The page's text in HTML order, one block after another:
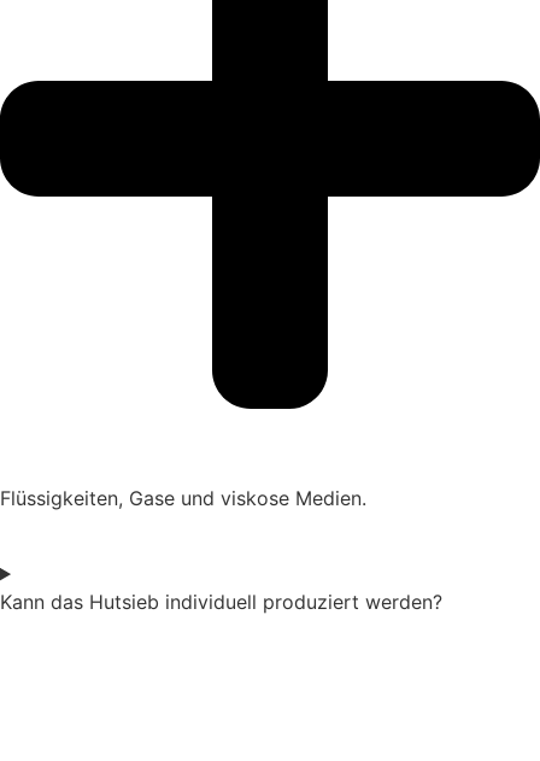
Flüssigkeiten, Gase und viskose Medien.
Kann das Hutsieb individuell produziert werden?